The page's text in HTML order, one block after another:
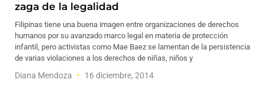
zaga de la legalidad
Filipinas tiene una buena imagen entre organizaciones de derechos
humanos por su avanzado marco legal en materia de protección
infantil, pero activistas como Mae Baez se lamentan de la persistencia
de varias violaciones a los derechos de niñas, niños y
Diana Mendoza 16 diciembre, 2014